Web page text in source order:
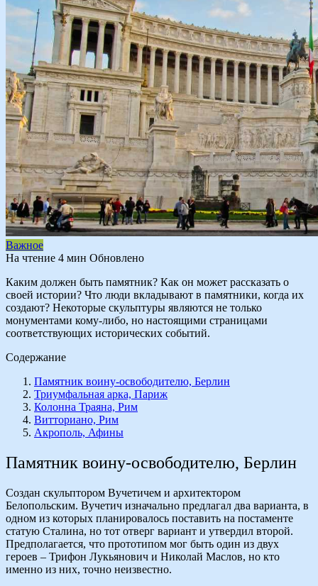
Важное
На чтение 4 мин Обновлено
Каким должен быть памятник? Как он может рассказать о
своей истории? Что люди вкладывают в памятники, когда их
создают? Некоторые скульптуры являются не только
монументами кому-либо, но настоящими страницами
соответствующих исторических событий.
Содержание
Памятник воину-освободителю, Берлин
Триумфальная арка, Париж
Колонна Траяна, Рим
Витториано, Рим
Акрополь, Афины
Памятник воину-освободителю, Берлин
Создан скульптором Вучетичем и архитектором
Белопольским. Вучетич изначально предлагал два варианта, в
одном из которых планировалось поставить на постаменте
статую Сталина, но тот отверг вариант и утвердил второй.
Предполагается, что прототипом мог быть один из двух
героев – Трифон Лукьянович и Николай Маслов, но кто
именно из них, точно неизвестно.